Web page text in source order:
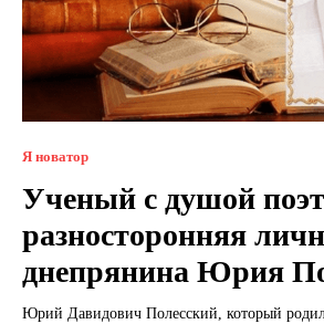
Я новатор
Ученый с душой
разносторонняя
днепрянина Юрия
Юрий Давидович Полесский, который